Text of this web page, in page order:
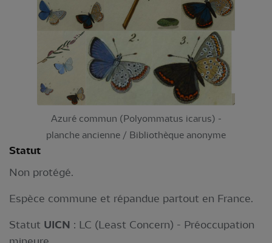
Azuré commun (Polyommatus icarus) -
planche ancienne / Bibliothèque anonyme
Statut
Non protégé.
Espèce commune et répandue partout en France.
Statut UICN : LC (Least Concern) - Préoccupation